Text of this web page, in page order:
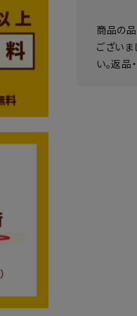
商品の
ござい
い。返品